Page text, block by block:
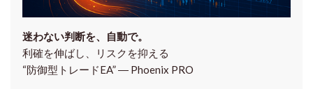
迷わない判断を、自動で。
利確を伸ばし、リスクを抑える
“防御型トレードEA” ― Phoenix PRO